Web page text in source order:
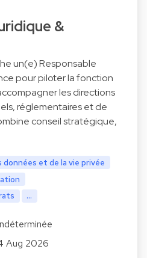
&
un(e) Responsable
pour piloter la fonction
les directions
réglementaires et de
conseil stratégique,
et de la vie privée
...
Aug 2026